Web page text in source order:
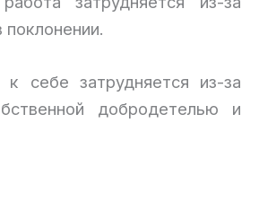
себе затрудняется из-за
добродетелью и